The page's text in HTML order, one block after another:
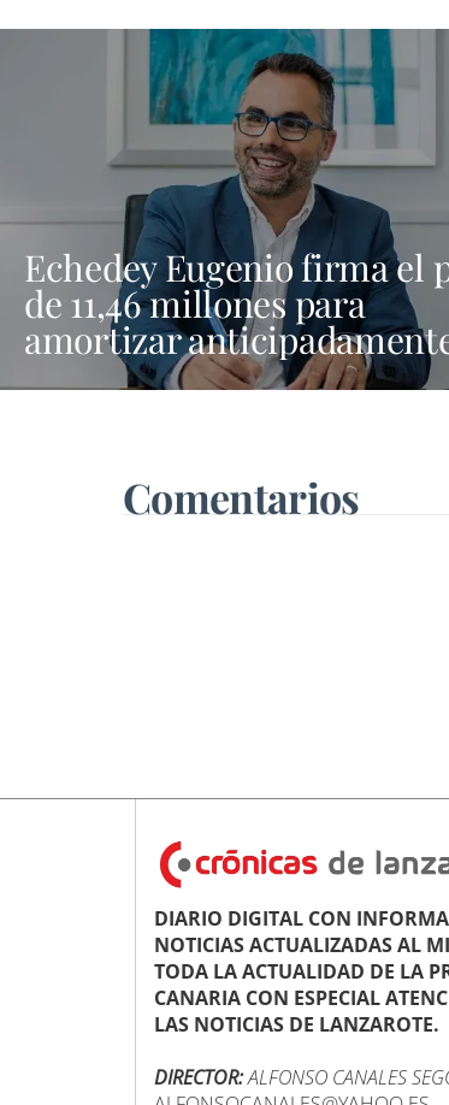
Echedey Eugenio firma el
de 11,46 millones para
amortizar
deuda del Ayuntamiento
Comentarios
DIARIO DIGITAL CON
NOTICIAS ACTUALIZADAS AL
TODA LA ACTUALIDAD DE LA
CANARIA CON ESPECIAL
LAS NOTICIAS DE LANZAROTE.
DIRECTOR:ALFONSO CANALES